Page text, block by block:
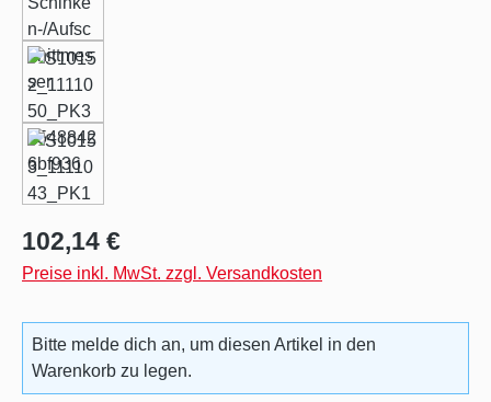
Regulärer Preis:
102,14 €
Preise inkl. MwSt. zzgl. Versandkosten
Bitte melde dich an, um diesen Artikel in den
Warenkorb zu legen.